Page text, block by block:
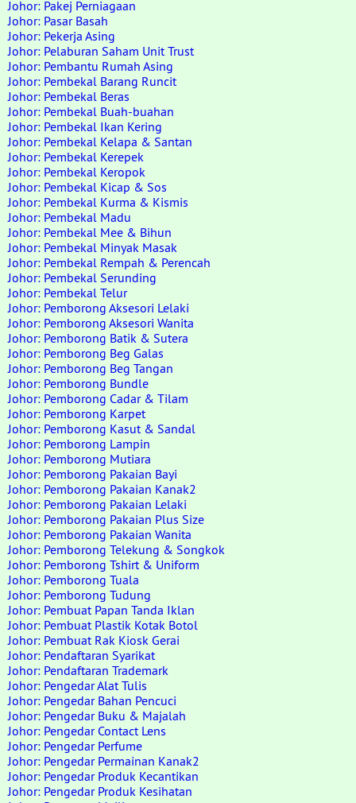
Johor: Pakej Perniagaan
Johor: Pasar Basah
Johor: Pekerja Asing
Johor: Pelaburan Saham Unit Trust
Johor: Pembantu Rumah Asing
Johor: Pembekal Barang Runcit
Johor: Pembekal Beras
Johor: Pembekal Buah-buahan
Johor: Pembekal Ikan Kering
Johor: Pembekal Kelapa & Santan
Johor: Pembekal Kerepek
Johor: Pembekal Keropok
Johor: Pembekal Kicap & Sos
Johor: Pembekal Kurma & Kismis
Johor: Pembekal Madu
Johor: Pembekal Mee & Bihun
Johor: Pembekal Minyak Masak
Johor: Pembekal Rempah & Perencah
Johor: Pembekal Serunding
Johor: Pembekal Telur
Johor: Pemborong Aksesori Lelaki
Johor: Pemborong Aksesori Wanita
Johor: Pemborong Batik & Sutera
Johor: Pemborong Beg Galas
Johor: Pemborong Beg Tangan
Johor: Pemborong Bundle
Johor: Pemborong Cadar & Tilam
Johor: Pemborong Karpet
Johor: Pemborong Kasut & Sandal
Johor: Pemborong Lampin
Johor: Pemborong Mutiara
Johor: Pemborong Pakaian Bayi
Johor: Pemborong Pakaian Kanak2
Johor: Pemborong Pakaian Lelaki
Johor: Pemborong Pakaian Plus Size
Johor: Pemborong Pakaian Wanita
Johor: Pemborong Telekung & Songkok
Johor: Pemborong Tshirt & Uniform
Johor: Pemborong Tuala
Johor: Pemborong Tudung
Johor: Pembuat Papan Tanda Iklan
Johor: Pembuat Plastik Kotak Botol
Johor: Pembuat Rak Kiosk Gerai
Johor: Pendaftaran Syarikat
Johor: Pendaftaran Trademark
Johor: Pengedar Alat Tulis
Johor: Pengedar Bahan Pencuci
Johor: Pengedar Buku & Majalah
Johor: Pengedar Contact Lens
Johor: Pengedar Perfume
Johor: Pengedar Permainan Kanak2
Johor: Pengedar Produk Kecantikan
Johor: Pengedar Produk Kesihatan